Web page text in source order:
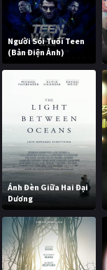
Người Sói Tuổi Teen
(Bản Điện Ảnh)
Ánh Đèn Giữa Hai Đại
Dương